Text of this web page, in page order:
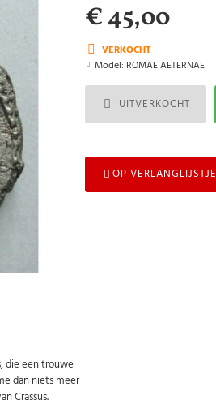
VERKOCHT
Model: ROMAE AETERNAE
€ 45,00
UITVERKOCHT
OP VERLANGLIJSTJE
die een trouwe
dan niets meer
Crassus.